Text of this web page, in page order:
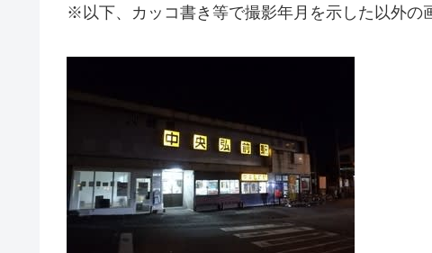
※以下、カッコ書き等で撮影年月を示した以外の